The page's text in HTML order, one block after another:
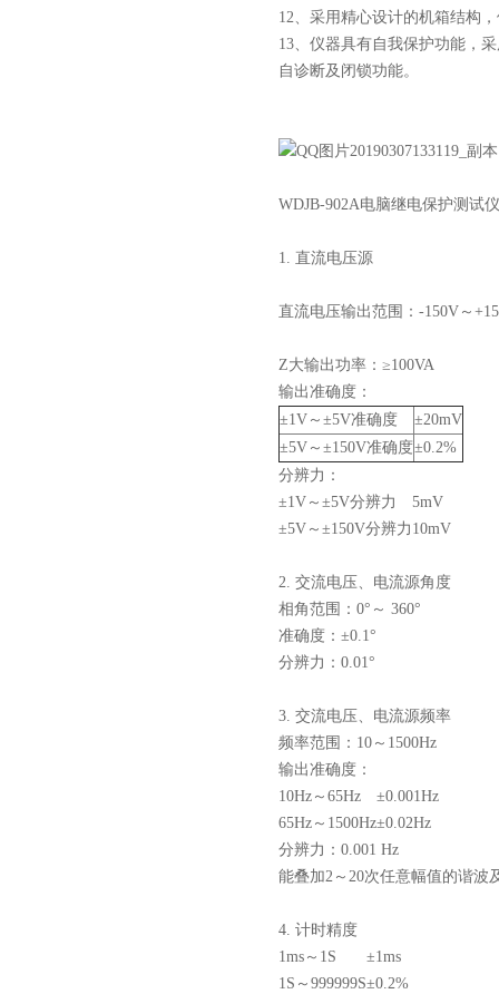
12、采用精心设计的机箱结构
13、仪器具有自我保护功能，
自诊断及闭锁功能。
WDJB-902A电脑继电保护测试仪
1. 直流电压源
直流电压输出范围：-150V～
Z大输出功率：≥100VA
输出准确度：
±1V～±5V准确度
±20mV
±5V～±150V准确度±0.2%
分辨力：
±1V～±5V分辨力
5mV
±5V～±150V分辨力 10mV
2. 交流电压、电流源角度
相角范围：0°～ 360°
准确度：±0.1°
分辨力：0.01°
3. 交流电压、电流源频率
频率范围：10～1500Hz
输出准确度：
10Hz～65Hz
±0.001Hz
65Hz～1500Hz±0.02Hz
分辨力：0.001 Hz
能叠加2～20次任意幅值的谐波
4. 计时精度
1ms～1S
±1ms
1S～999999S±0.2%